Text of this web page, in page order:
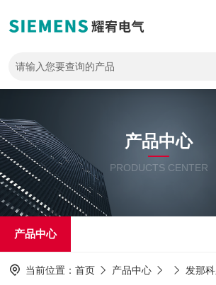
产品中心
PRODUCTS CENTER
产品中心
当前位置： 首页 产品中心 发那